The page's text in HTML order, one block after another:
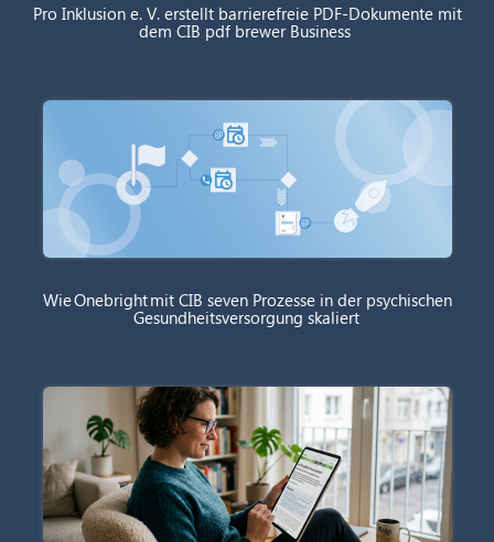
Pro Inklusion e. V. erstellt barrierefreie PDF-Dokumente mit
dem CIB pdf brewer Business
Wie Onebright mit CIB seven Prozesse in der psychischen
Gesundheitsversorgung skaliert